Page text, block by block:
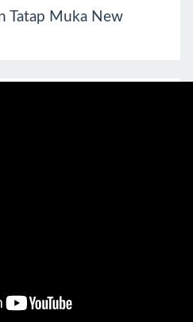
Tatap Muka New